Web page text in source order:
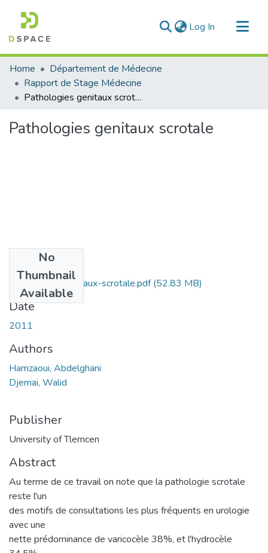
Log In (current)
Communities & Collections
All of DSpace
Statistics
Home
Département de Médecine
Rapport de Stage Médecine
Pathologies genitaux scrotale
Pathologies genitaux scrotale
No
Thumbnail
Available
pathologies-genitaux-scrotale.pdf(52.83 MB)
Date
2011
Authors
Hamzaoui, Abdelghani
Djemai, Walid
Publisher
University of Tlemcen
Abstract
Au terme de ce travail on note que la pathologie scrotale
reste l'un
des motifs de consultations les plus fréquents en urologie
avec une
nette prédominance de varicocèle 38%, et l'hydrocèle